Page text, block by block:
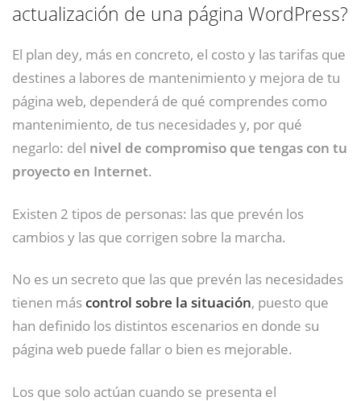
actualización de una página WordPress?
El plan dey, más en concreto, el costo y las tarifas que
destines a labores de mantenimiento y mejora de tu
página web, dependerá de qué comprendes como
mantenimiento, de tus necesidades y, por qué
negarlo: del nivel de compromiso que tengas con tu
proyecto en Internet.
Existen 2 tipos de personas: las que prevén los
cambios y las que corrigen sobre la marcha.
No es un secreto que las que prevén las necesidades
tienen máscontrol sobre la situación, puesto que
han definido los distintos escenarios en donde su
página web puede fallar o bien es mejorable.
Los que solo actúan cuando se presenta el